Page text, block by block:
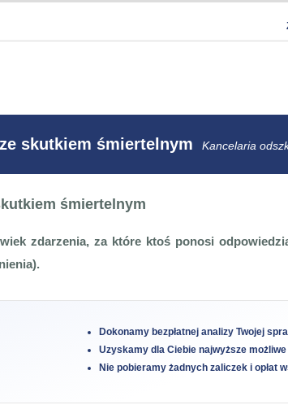
skutkiem śmiertelnym Kancelaria
śmiertelnym
zdarzenia, za które ktoś ponosi
Dokonamy bezpłatnej analizy Twojej
Uzyskamy dla Ciebie najwyższe
Nie pobieramy żadnych zaliczek i opłat